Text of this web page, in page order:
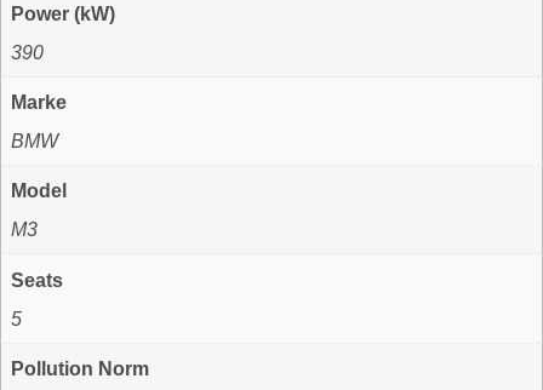
Power (kW)
390
Marke
BMW
Model
M3
Seats
5
Pollution Norm